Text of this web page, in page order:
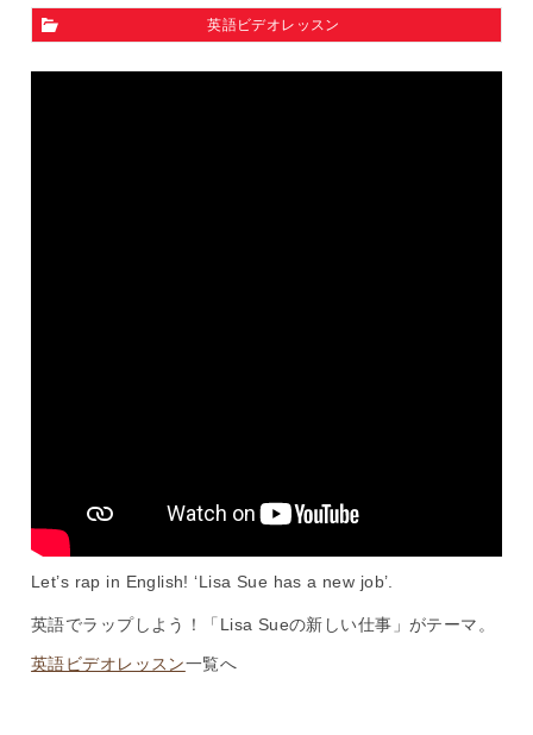
英語ビデオレッスン
Let’s rap in English! ‘Lisa Sue has a new job’.
英語でラップしよう！「Lisa Sueの新しい仕事」がテーマ。
英語ビデオレッスン一覧へ